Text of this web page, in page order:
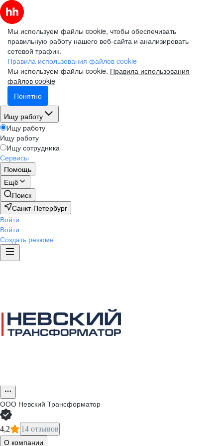
Мы используем файлы cookie, чтобы обеспечивать
правильную работу нашего веб-сайта и анализировать
сетевой трафик.
Правила использования файлов cookie
Мы используем файлы cookie. Правила использования
файлов cookie
Понятно
Ищу работу
Ищу работу
Ищу работу
Ищу сотрудника
Сервисы
Помощь
Ещё
Поиск
Санкт-Петербург
Войти
Войти
Создать резюме
ООО Невский Трансформатор
4,2 14 отзывов
О компании